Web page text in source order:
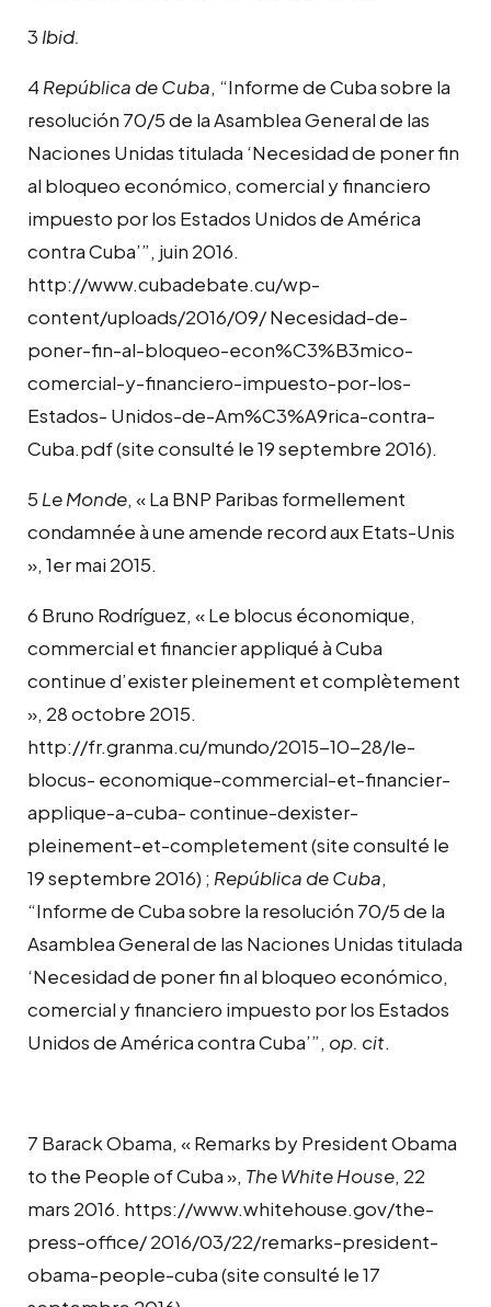
3 Ibid.
4 República de Cuba, “Informe de Cuba sobre la
resolución 70/5 de la Asamblea General de las
Naciones Unidas titulada ‘Necesidad de poner fin
al bloqueo económico, comercial y financiero
impuesto por los Estados Unidos de América
contra Cuba’”, juin 2016.
http://www.cubadebate.cu/wp-
content/uploads/2016/09/ Necesidad-de-
poner-fin-al-bloqueo-econ%C3%B3mico-
comercial-y-financiero-impuesto-por-los-
Estados- Unidos-de-Am%C3%A9rica-contra-
Cuba.pdf (site consulté le 19 septembre 2016).
5 Le Monde, « La BNP Paribas formellement
condamnée à une amende record aux Etats-Unis
», 1er mai 2015.
6 Bruno Rodríguez, « Le blocus économique,
commercial et financier appliqué à Cuba
continue d’exister pleinement et complètement
», 28 octobre 2015.
http://fr.granma.cu/mundo/2015-10-28/le-
blocus- economique-commercial-et-financier-
applique-a-cuba- continue-dexister-
pleinement-et-completement (site consulté le
19 septembre 2016) ; República de Cuba,
“Informe de Cuba sobre la resolución 70/5 de la
Asamblea General de las Naciones Unidas titulada
‘Necesidad de poner fin al bloqueo económico,
comercial y financiero impuesto por los Estados
Unidos de América contra Cuba’”, op. cit.
7 Barack Obama, « Remarks by President Obama
to the People of Cuba », The White House, 22
mars 2016. https://www.whitehouse.gov/the-
press-office/ 2016/03/22/remarks-president-
obama-people-cuba (site consulté le 17